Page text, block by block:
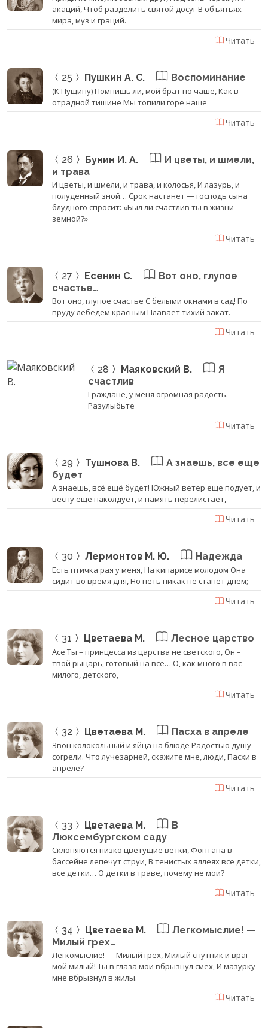
акаций, Чтоб разделить святой досуг В объятьях
мира, муз и граций.
Читать
25 Пушкин А. С. Воспоминание
(К Пущину) Помнишь ли, мой брат по чаше, Как в
отрадной тишине Мы топили горе наше
Читать
26 Бунин И. А.
И цветы, и шмели,
и трава
И цветы, и шмели, и трава, и колосья, И лазурь, и
полуденный зной… Срок настанет — господь сына
блудного спросит: «Был ли счастлив ты в жизни
земной?»
Читать
27 Есенин С.
Вот оно, глупое
счастье…
Вот оно, глупое счастье С белыми окнами в сад! По
пруду лебедем красным Плавает тихий закат.
Читать
28 Маяковский В.
Я
счастлив
Граждане, у меня огромная радость.
Разулыбьте
Читать
29 Тушнова В.
А знаешь, все еще
будет
А знаешь, всё ещё будет! Южный ветер еще подует, и
весну еще наколдует, и память перелистает,
Читать
30 Лермонтов М. Ю. Надежда
Есть птичка рая у меня, На кипарисе молодом Она
сидит во время дня, Но петь никак не станет днем;
Читать
31 Цветаева М. Лесное царство
Асе Ты – принцесса из царства не светского, Он –
твой рыцарь, готовый на все… О, как много в вас
милого, детского,
Читать
32 Цветаева М. Пасха в апреле
Звон колокольный и яйца на блюде Радостью душу
согрели. Что лучезарней, скажите мне, люди, Пасхи в
апреле?
Читать
33 Цветаева М.
В
Люксембургском саду
Склоняются низко цветущие ветки, Фонтана в
бассейне лепечут струи, В тенистых аллеях все детки,
все детки… О детки в траве, почему не мои?
Читать
34 Цветаева М.
Легкомыслие! —
Милый грех…
Легкомыслие! — Милый грех, Милый спутник и враг
мой милый! Ты в глаза мои вбрызнул смех, И мазурку
мне вбрызнул в жилы.
Читать